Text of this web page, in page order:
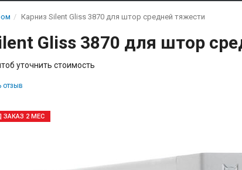
Карниз Silent Gliss 3870 для штор средней тяжести
Gliss 3870 для штор
уточнить стоимость
отзыв
ЗАКАЗ 2 МЕС